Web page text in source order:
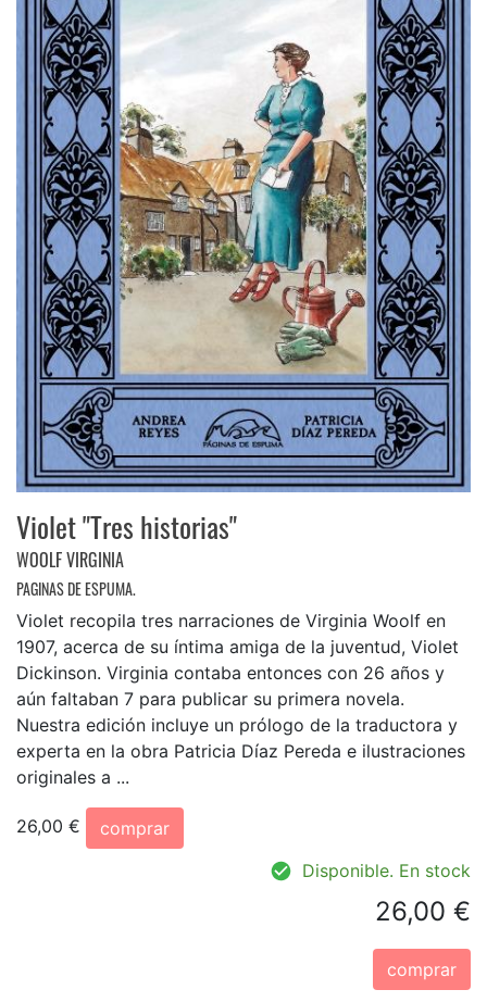
Violet "Tres historias"
WOOLF VIRGINIA
PAGINAS DE ESPUMA.
Violet recopila tres narraciones de Virginia Woolf en
1907, acerca de su íntima amiga de la juventud, Violet
Dickinson. Virginia contaba entonces con 26 años y
aún faltaban 7 para publicar su primera novela.
Nuestra edición incluye un prólogo de la traductora y
experta en la obra Patricia Díaz Pereda e ilustraciones
originales a ...
26,00 €
comprar
Disponible. En stock
26,00 €
comprar